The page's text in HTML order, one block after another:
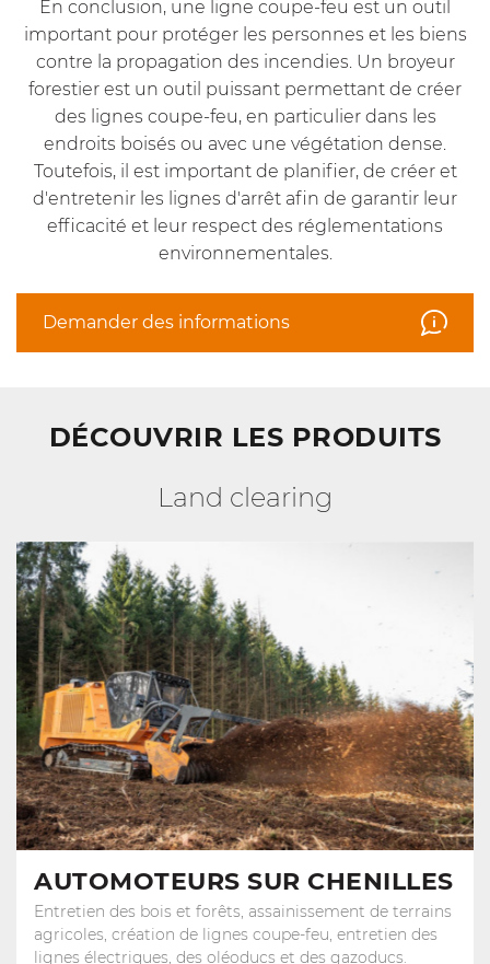
En conclusion, une ligne coupe-feu est un outil
important pour protéger les personnes et les biens
contre la propagation des incendies. Un broyeur
forestier est un outil puissant permettant de créer
des lignes coupe-feu, en particulier dans les
endroits boisés ou avec une végétation dense.
Toutefois, il est important de planifier, de créer et
d'entretenir les lignes d'arrêt afin de garantir leur
efficacité et leur respect des réglementations
environnementales.
Demander des informations
DÉCOUVRIR LES PRODUITS
Land clearing
AUTOMOTEURS SUR CHENILLES
Entretien des bois et forêts, assainissement de terrains
agricoles, création de lignes coupe-feu, entretien des
lignes électriques, des oléoducs et des gazoducs.